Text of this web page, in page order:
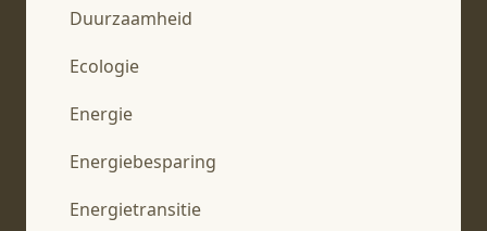
Duurzaamheid
Ecologie
Energie
Energiebesparing
Energietransitie